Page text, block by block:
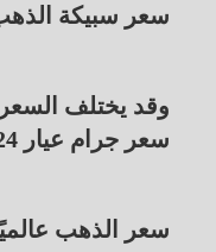
سعر سبيكة الذهب 50 جرام سجل نحو 320000
وقد يختلف
سعر جرام عيار 24.
سعر الذهب